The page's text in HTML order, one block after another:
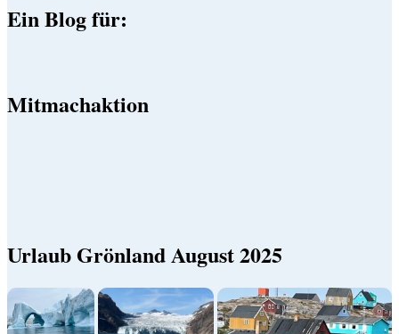
Ein Blog für:
Mitmachaktion
Urlaub Grönland August 2025